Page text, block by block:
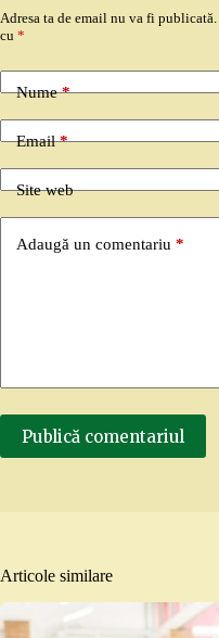
Adresa ta de email nu va fi publicată.
cu *
Nume*
Email*
Site web
Adaugă un comentariu *
Publică comentariul
Articole similare